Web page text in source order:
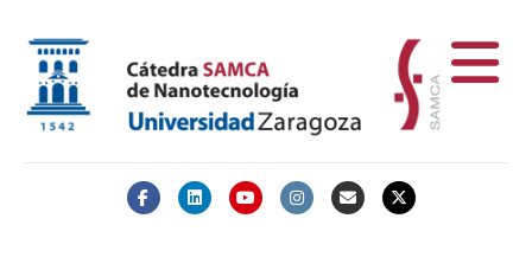
FacebookLinkedinYoutubeInstagramEmail X-twitter